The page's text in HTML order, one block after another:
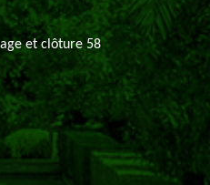
et clôture 58